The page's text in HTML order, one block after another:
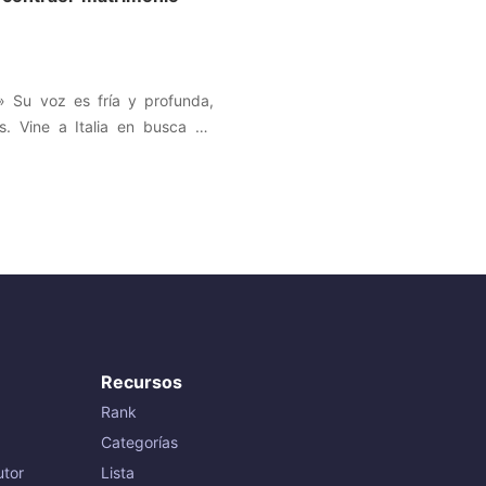
Su voz es fría y profunda,
Vine a Italia en busca de
risas y calles soleadas.
borrachera se convertiría
Recursos
Rank
Categorías
Lista